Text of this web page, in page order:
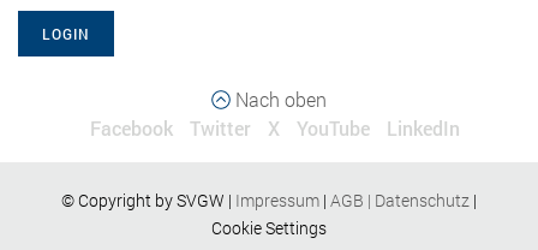
LOGIN
Nach oben
Facebook
Twitter X YouTube LinkedIn
© Copyright by SVGW | Impressum | AGB | Datenschutz |
Cookie Settings